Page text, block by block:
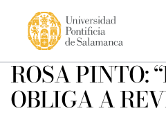
ROSA PINTO:
OBLIGA A